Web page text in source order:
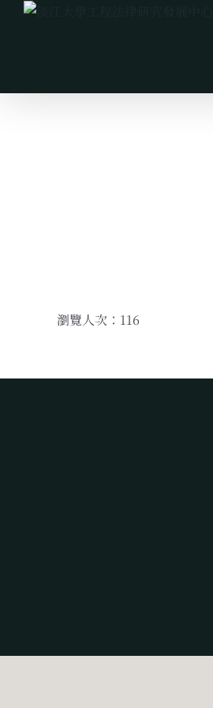
Skip
瀏覽人次：116